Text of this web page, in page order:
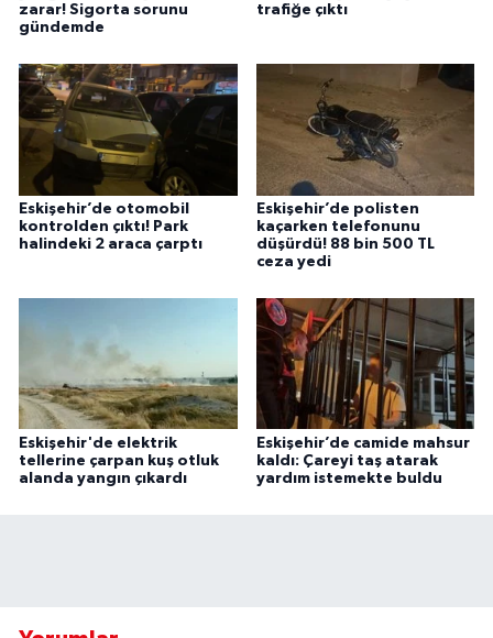
zarar! Sigorta sorunu
gündemde
trafiğe çıktı
Eskişehir’de otomobil
kontrolden çıktı! Park
halindeki 2 araca çarptı
Eskişehir’de polisten
kaçarken telefonunu
düşürdü! 88 bin 500 TL
ceza yedi
Eskişehir'de elektrik
tellerine çarpan kuş otluk
alanda yangın çıkardı
Eskişehir’de camide mahsur
kaldı: Çareyi taş atarak
yardım istemekte buldu